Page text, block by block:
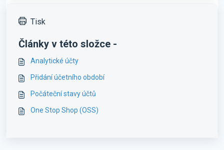
Tisk
Články v této složce -
Analytické účty
Přidání účetního období
Počáteční stavy účtů
One Stop Shop (OSS)